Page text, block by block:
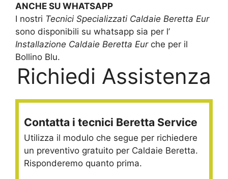
ANCHE SU WHATSAPP
I nostri Tecnici Specializzati Caldaie Beretta Eur
sono disponibili su whatsapp sia per l’
Installazione Caldaie Beretta Eurche per il
Bollino Blu.
Richiedi Assistenza
Contatta i tecnici Beretta Service
Utilizza il modulo che segue per richiedere
un preventivo gratuito per Caldaie Beretta.
Risponderemo quanto prima.